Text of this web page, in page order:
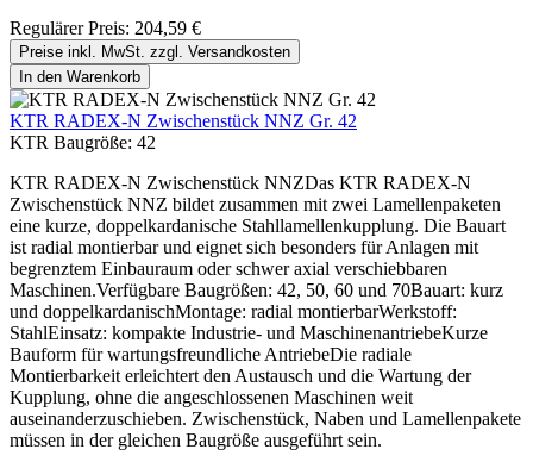
Regulärer Preis: 204,59 €
Preise inkl. MwSt. zzgl. Versandkosten
In den Warenkorb
KTR RADEX-N Zwischenstück NNZ Gr. 42
KTR Baugröße: 42
KTR RADEX-N Zwischenstück NNZDas KTR RADEX-N
Zwischenstück NNZ bildet zusammen mit zwei Lamellenpaketen
eine kurze, doppelkardanische Stahllamellenkupplung. Die Bauart
ist radial montierbar und eignet sich besonders für Anlagen mit
begrenztem Einbauraum oder schwer axial verschiebbaren
Maschinen.Verfügbare Baugrößen: 42, 50, 60 und 70Bauart: kurz
und doppelkardanischMontage: radial montierbarWerkstoff:
StahlEinsatz: kompakte Industrie- und MaschinenantriebeKurze
Bauform für wartungsfreundliche AntriebeDie radiale
Montierbarkeit erleichtert den Austausch und die Wartung der
Kupplung, ohne die angeschlossenen Maschinen weit
auseinanderzuschieben. Zwischenstück, Naben und Lamellenpakete
müssen in der gleichen Baugröße ausgeführt sein.